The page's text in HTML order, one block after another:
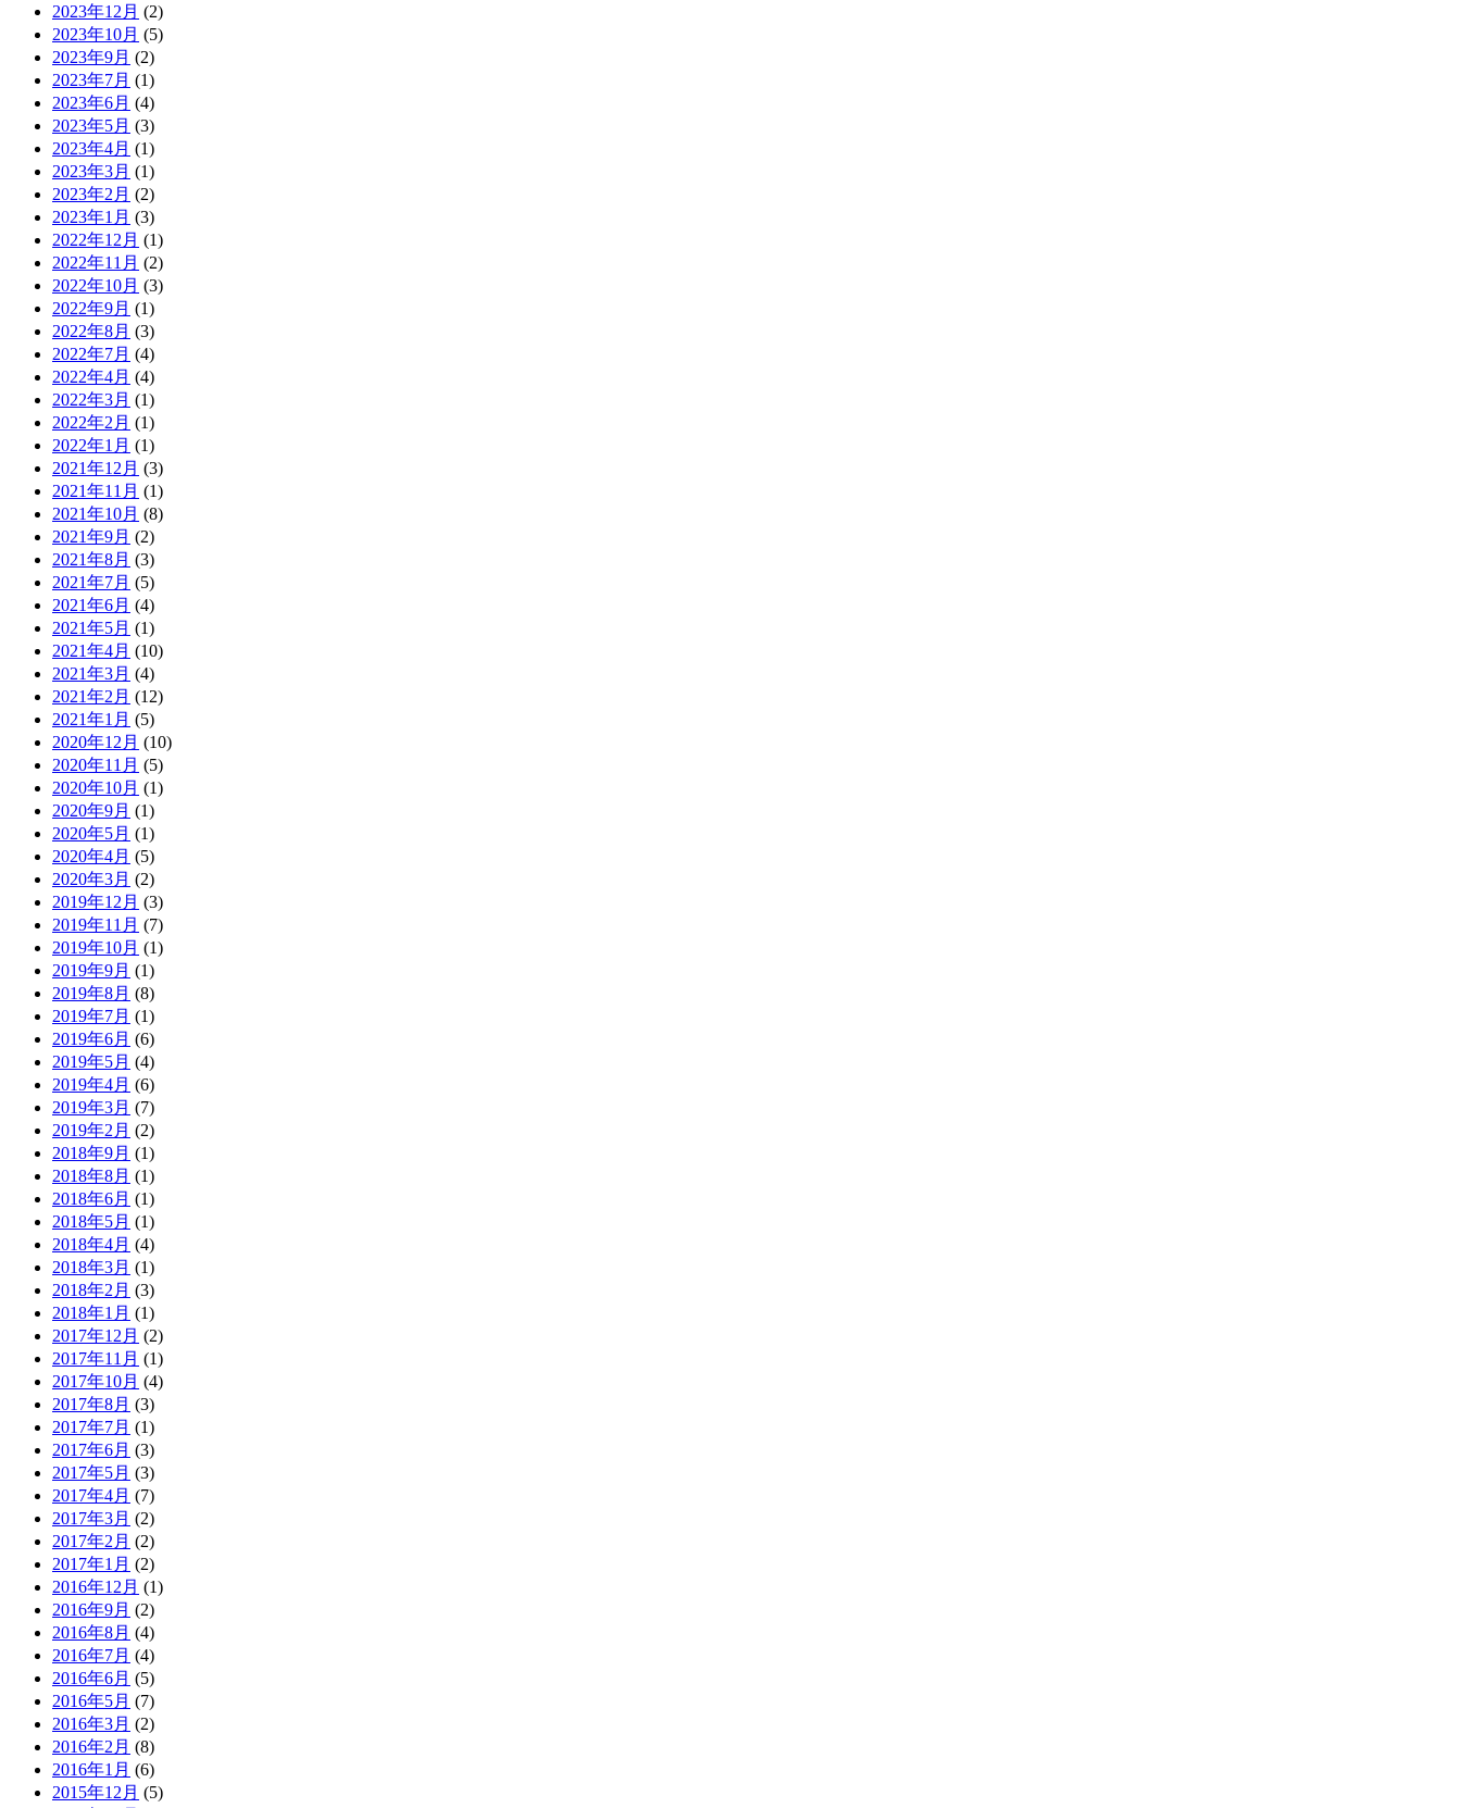
2023年12月 (2)
2023年10月 (5)
2023年9月 (2)
2023年7月 (1)
2023年6月 (4)
2023年5月 (3)
2023年4月 (1)
2023年3月 (1)
2023年2月 (2)
2023年1月 (3)
2022年12月 (1)
2022年11月 (2)
2022年10月 (3)
2022年9月 (1)
2022年8月 (3)
2022年7月 (4)
2022年4月 (4)
2022年3月 (1)
2022年2月 (1)
2022年1月 (1)
2021年12月 (3)
2021年11月 (1)
2021年10月 (8)
2021年9月 (2)
2021年8月 (3)
2021年7月 (5)
2021年6月 (4)
2021年5月 (1)
2021年4月 (10)
2021年3月 (4)
2021年2月 (12)
2021年1月 (5)
2020年12月 (10)
2020年11月 (5)
2020年10月 (1)
2020年9月 (1)
2020年5月 (1)
2020年4月 (5)
2020年3月 (2)
2019年12月 (3)
2019年11月 (7)
2019年10月 (1)
2019年9月 (1)
2019年8月 (8)
2019年7月 (1)
2019年6月 (6)
2019年5月 (4)
2019年4月 (6)
2019年3月 (7)
2019年2月 (2)
2018年9月 (1)
2018年8月 (1)
2018年6月 (1)
2018年5月 (1)
2018年4月 (4)
2018年3月 (1)
2018年2月 (3)
2018年1月 (1)
2017年12月 (2)
2017年11月 (1)
2017年10月 (4)
2017年8月 (3)
2017年7月 (1)
2017年6月 (3)
2017年5月 (3)
2017年4月 (7)
2017年3月 (2)
2017年2月 (2)
2017年1月 (2)
2016年12月 (1)
2016年9月 (2)
2016年8月 (4)
2016年7月 (4)
2016年6月 (5)
2016年5月 (7)
2016年3月 (2)
2016年2月 (8)
2016年1月 (6)
2015年12月 (5)